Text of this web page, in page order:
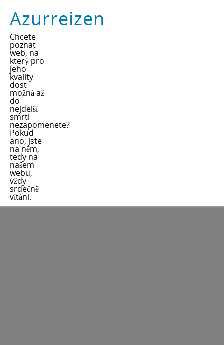
Azurreizen
Chcete
poznat
web, na
který pro
jeho
kvality
dost
možná až
do
nejdelší
smrti
nezapomenete?
Pokud
ano, jste
na něm,
tedy na
našem
webu,
vždy
srdečně
vítáni.